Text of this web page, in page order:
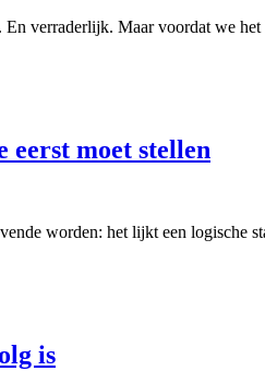
verraderlijk. Maar voordat we
moet stellen
worden: het lijkt een logische
is